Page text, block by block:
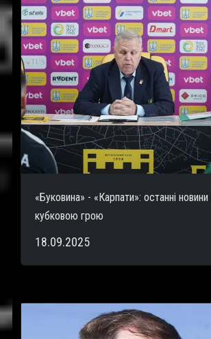
«Буковина» - «Карпати»: останні
кубковою грою
18.09.2025